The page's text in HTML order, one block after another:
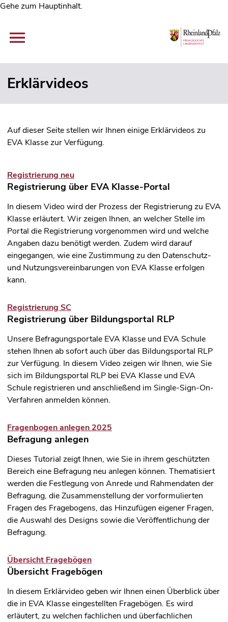
Gehe zum Hauptinhalt.
Erklärvideos
Auf dieser Seite stellen wir Ihnen einige Erklärvideos zu
EVA Klasse zur Verfügung.
Registrierung neu
Registrierung über EVA Klasse-Portal
In diesem Video wird der Prozess der Registrierung zu EVA
Klasse erläutert. Wir zeigen Ihnen, an welcher Stelle im
Portal die Registrierung vorgenommen wird und welche
Angaben dazu benötigt werden. Zudem wird darauf
eingegangen, wie eine Zustimmung zu den Datenschutz-
und Nutzungsvereinbarungen von EVA Klasse erfolgen
kann.
Registrierung SC
Registrierung über Bildungsportal RLP
Unsere Befragungsportale EVA Klasse und EVA Schule
stehen Ihnen ab sofort auch über das Bildungsportal RLP
zur Verfügung. In diesem Video zeigen wir Ihnen, wie Sie
sich im Bildungsportal RLP bei EVA Klasse und EVA
Schule registrieren und anschließend im Single-Sign-On-
Verfahren anmelden können.
Fragenbogen anlegen 2025
Befragung anlegen
Dieses Tutorial zeigt Ihnen, wie Sie in ihrem geschützten
Bereich eine Befragung neu anlegen können. Thematisiert
werden die Festlegung von Anrede und Rahmendaten der
Befragung, die Zusammenstellung der vorformulierten
Fragen des Fragebogens, das Hinzufügen eigener Fragen,
die Auswahl des Designs sowie die Veröffentlichung der
Befragung.
Übersicht Fragebögen
Übersicht Fragebögen
In diesem Erklärvideo geben wir Ihnen einen Überblick über
die in EVA Klasse eingestellten Fragebögen. Es wird
erläutert, zu welchen fachlichen und überfachlichen